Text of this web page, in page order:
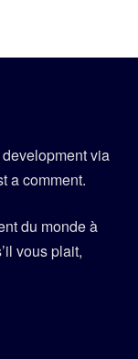
via
a comment.
du monde à
vous plait,